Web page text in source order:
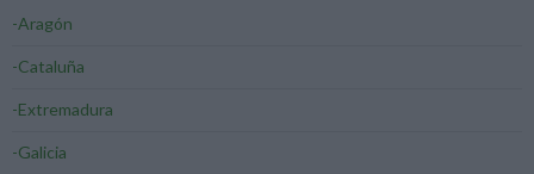
-Aragón
-Cataluña
-Extremadura
-Galicia